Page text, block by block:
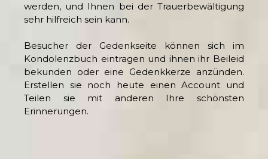
werden, und Ihnen bei der Trauerbewältigung
sehr hilfreich sein kann.
Besucher der Gedenkseite können sich im
Kondolenzbuch eintragen und ihnen ihr Beileid
bekunden oder eine Gedenkkerze anzünden.
Erstellen sie noch heute einen Account und
Teilen sie mit anderen Ihre schönsten
Erinnerungen.